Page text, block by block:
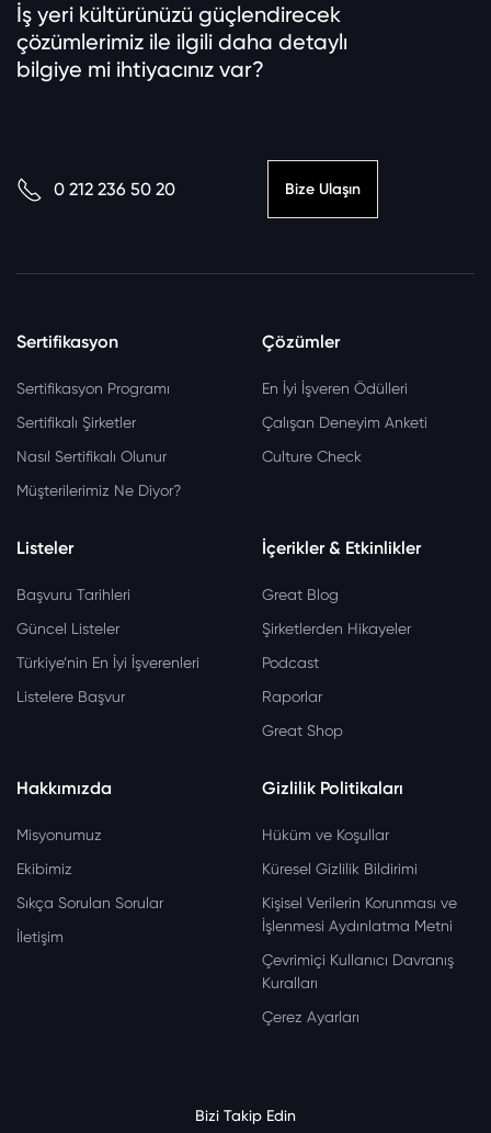
İş yeri kültürünüzü güçlendirecek
çözümlerimiz ile ilgili daha detaylı
bilgiye mi ihtiyacınız var?
0 212 236 50 20 Bize Ulaşın
Sertifikasyon
Sertifikasyon Programı
Sertifikalı Şirketler
Nasıl Sertifikalı Olunur
Müşterilerimiz Ne Diyor?
Çözümler
En İyi İşveren Ödülleri
Çalışan Deneyim Anketi
Culture Check
Listeler
Başvuru Tarihleri
Güncel Listeler
Türkiye’nin En İyi İşverenleri
Listelere Başvur
İçerikler & Etkinlikler
Great Blog
Şirketlerden Hikayeler
Podcast
Raporlar
Great Shop
Hakkımızda
Misyonumuz
Ekibimiz
Sıkça Sorulan Sorular
İletişim
Gizlilik Politikaları
Hüküm ve Koşullar
Küresel Gizlilik Bildirimi
Kişisel Verilerin Korunması ve
İşlenmesi Aydınlatma Metni
Çevrimiçi Kullanıcı Davranış
Kuralları
Çerez Ayarları
Bizi Takip Edin